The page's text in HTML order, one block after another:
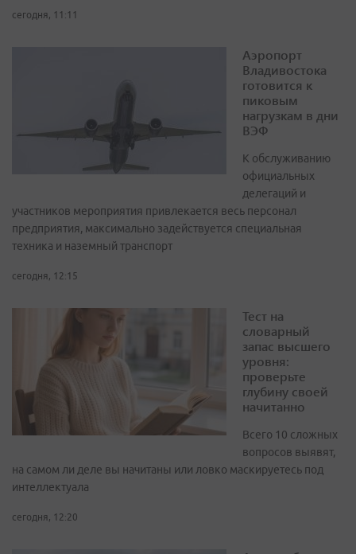
сегодня, 11:11
Аэропорт
Владивостока
готовится к
пиковым
нагрузкам в дни
ВЭФ
К обслуживанию
официальных
делегаций и
участников мероприятия привлекается весь персонал
предприятия, максимально задействуется специальная
техника и наземный транспорт
сегодня, 12:15
Тест на
словарный
запас высшего
уровня:
проверьте
глубину своей
начитанно
Всего 10 сложных
вопросов выявят,
на самом ли деле вы начитаны или ловко маскируетесь под
интеллектуала
сегодня, 12:20